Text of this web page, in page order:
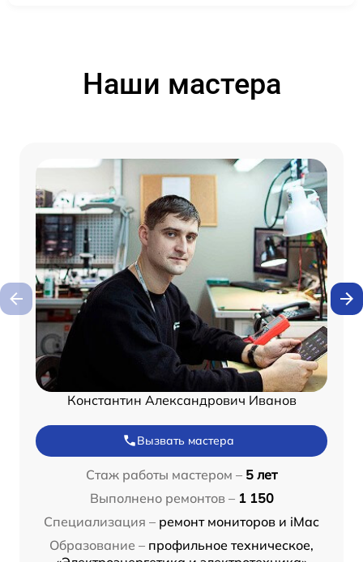
Наши мастера
Константин Александрович Иванов
Вызвать мастера
Стаж работы мастером – 5 лет
Выполнено ремонтов – 1 150
Специализация – ремонт мониторов и iMac
Образование – профильное техническое,